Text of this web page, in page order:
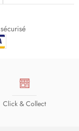
Click & Collect